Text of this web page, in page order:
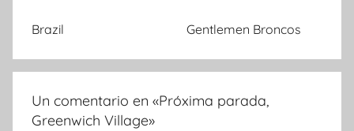
Brazil Gentlemen Broncos
Un comentario en «Próxima parada,
Greenwich Village»